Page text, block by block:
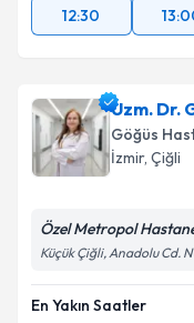
12:30
Uzm. Dr.
Göğüs
İzmir, Çiğli
Özel Metropol
Küçük Çiğli, Anadolu Cd.
En Yakın Saatler